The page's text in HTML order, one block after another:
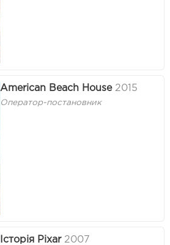
American Beach House 2015
Оператор-постановник
Історія Pixar 2007